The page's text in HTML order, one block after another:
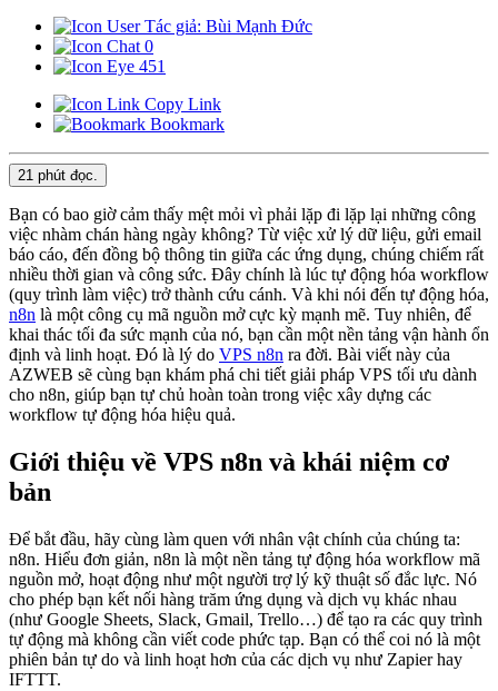
Tác giả: Bùi Mạnh Đức
0
451
Copy Link
Bookmark
21 phút đọc.
Bạn có bao giờ cảm thấy mệt mỏi vì phải lặp đi lặp lại những công
việc nhàm chán hàng ngày không? Từ việc xử lý dữ liệu, gửi email
báo cáo, đến đồng bộ thông tin giữa các ứng dụng, chúng chiếm rất
nhiều thời gian và công sức. Đây chính là lúc tự động hóa workflow
(quy trình làm việc) trở thành cứu cánh. Và khi nói đến tự động hóa,
n8n là một công cụ mã nguồn mở cực kỳ mạnh mẽ. Tuy nhiên, để
khai thác tối đa sức mạnh của nó, bạn cần một nền tảng vận hành ổn
định và linh hoạt. Đó là lý do VPS n8n ra đời. Bài viết này của
AZWEB sẽ cùng bạn khám phá chi tiết giải pháp VPS tối ưu dành
cho n8n, giúp bạn tự chủ hoàn toàn trong việc xây dựng các
workflow tự động hóa hiệu quả.
Giới thiệu về VPS n8n và khái niệm cơ
bản
Để bắt đầu, hãy cùng làm quen với nhân vật chính của chúng ta:
n8n. Hiểu đơn giản, n8n là một nền tảng tự động hóa workflow mã
nguồn mở, hoạt động như một người trợ lý kỹ thuật số đắc lực. Nó
cho phép bạn kết nối hàng trăm ứng dụng và dịch vụ khác nhau
(như Google Sheets, Slack, Gmail, Trello…) để tạo ra các quy trình
tự động mà không cần viết code phức tạp. Bạn có thể coi nó là một
phiên bản tự do và linh hoạt hơn của các dịch vụ như Zapier hay
IFTTT.